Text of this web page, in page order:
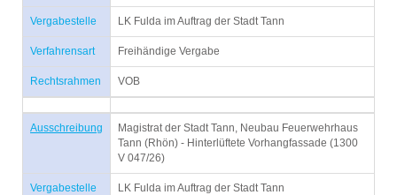
Vergabestelle LK Fulda im Auftrag der Stadt Tann
Verfahrensart Freihändige Vergabe
Rechtsrahmen VOB
Ausschreibung
Magistrat der Stadt Tann, Neubau Feuerwehrhaus
Tann (Rhön) - Hinterlüftete Vorhangfassade (1300
V 047/26)
Vergabestelle LK Fulda im Auftrag der Stadt Tann